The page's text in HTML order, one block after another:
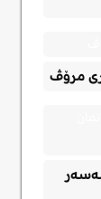
مرۆڤ